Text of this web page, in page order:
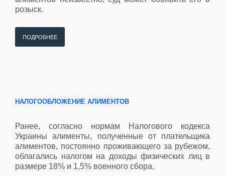
розыск.
ПОДРОБНЕЕ
НАЛОГООБЛОЖЕНИЕ АЛИМЕНТОВ
Ранее, согласно нормам Налогового кодекса
Украины алименты, полученные от плательщика
алиментов, постоянно проживающего за рубежом,
облагались налогом на доходы физических лиц в
размере 18% и 1,5% военного сбора.